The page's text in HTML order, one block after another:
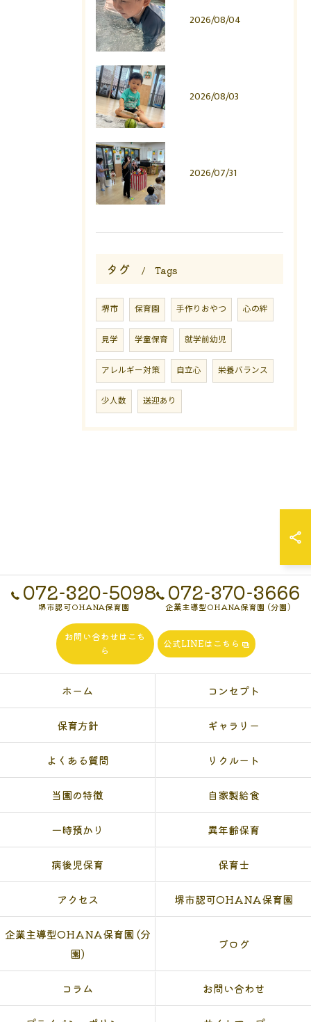
2026/08/04
2026/08/03
2026/07/31
タグ Tags
堺市 保育園 手作りおやつ 心の絆
見学 学童保育 就学前幼児
アレルギー対策 自立心 栄養バランス
少人数 送迎あり
072-320-5098
堺市認可OHANA保育園
072-370-3666
企業主導型OHANA保育園 (分園)
お問い合わせはこち
ら
公式LINEはこちら
ホーム コンセプト
保育方針 ギャラリー
よくある質問 リクルート
当園の特徴 自家製給食
一時預かり 異年齢保育
病後児保育 保育士
アクセス 堺市認可OHANA保育園
企業主導型OHANA保育園 (分
園)
ブログ
コラム お問い合わせ